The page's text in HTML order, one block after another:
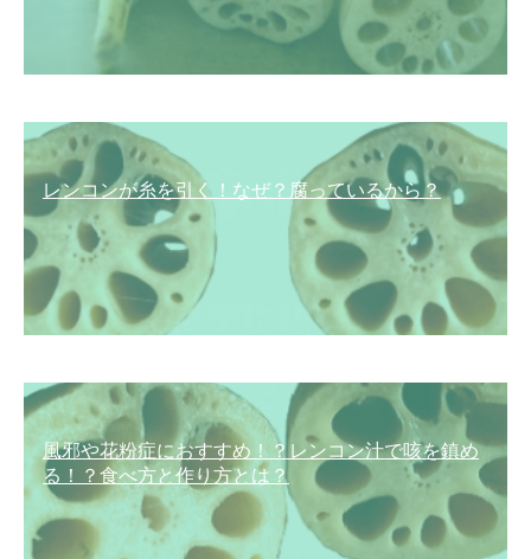
レンコンが糸を引く！なぜ？腐っているから？
風邪や花粉症におすすめ！？レンコン汁で咳を鎮め
る！？食べ方と作り方とは？